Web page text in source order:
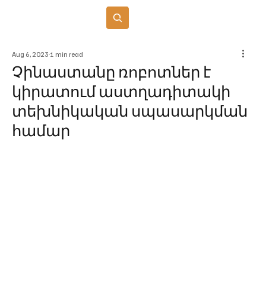
Չինաստանը ռոբոտներ է
կիրատում աստղադիտակի
տեխնիկական սպասարկման
համար
Aug 6, 2023 1 min read